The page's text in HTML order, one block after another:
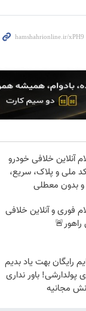
آنلاین خلافی خودرو
ملی و پلاک، سریع،
بدون معطلی
فوری و آنلاین خلافی
رایگان بهت یاد بدیم
پولدارشی! باور نداری
مجانیه